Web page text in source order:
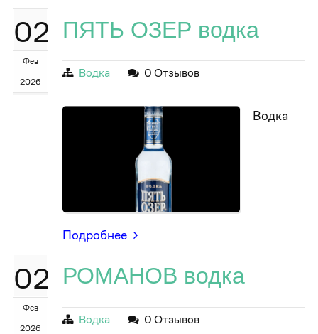
02
Фев
2026
ПЯТЬ ОЗЕР водка
Водка 0 Отзывов
Водка
Подробнее
02
Фев
2026
РОМАНОВ водка
Водка 0 Отзывов